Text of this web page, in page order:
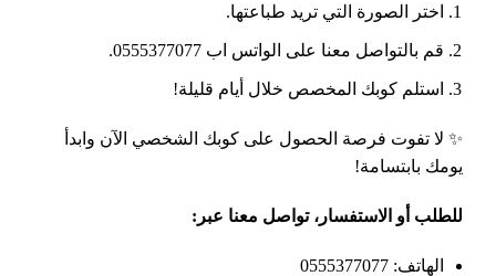
اختر الصورة التي تريد طباعتها.
قم بالتواصل معنا على الواتس اب 0555377077.
استلم كوبك المخصص خلال أيام قليلة!
✨ لا تفوت فرصة الحصول على كوبك الشخصي الآن وابدأ
يومك بابتسامة!
للطلب أو الاستفسار، تواصل معنا عبر :
الهاتف: 0555377077